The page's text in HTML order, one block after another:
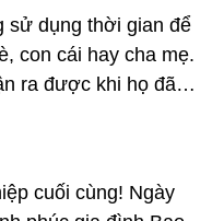
sử dụng thời gian để
con cái hay cha mẹ.
ra được khi họ đã…
cuối cùng! Ngày